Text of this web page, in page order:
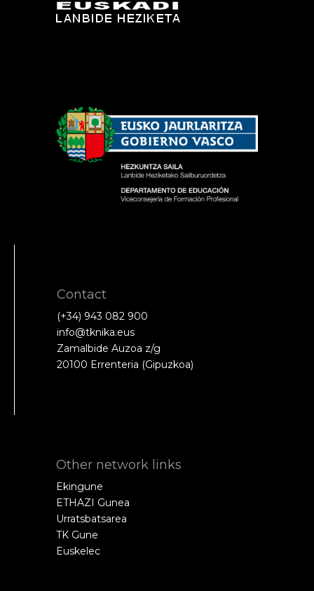
Contact
(+34) 943 082 900
info@tknika.eus
Zamalbide Auzoa z/g
20100 Errenteria (Gipuzkoa)
Other network links
Ekingune
ETHAZI Gunea
Urratsbatsarea
TK Gune
Euskelec